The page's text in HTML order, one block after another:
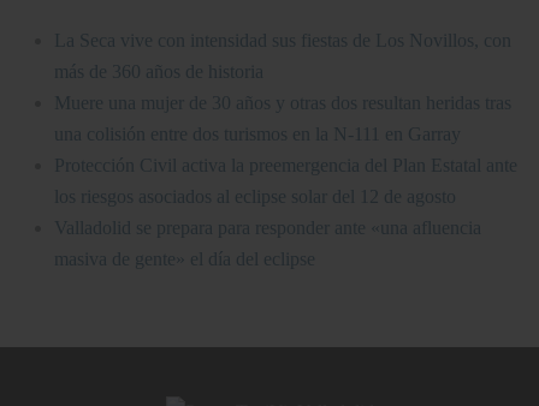
La Seca vive con intensidad sus fiestas de Los Novillos, con
más de 360 años de historia
Muere una mujer de 30 años y otras dos resultan heridas tras
una colisión entre dos turismos en la N-111 en Garray
Protección Civil activa la preemergencia del Plan Estatal ante
los riesgos asociados al eclipse solar del 12 de agosto
Valladolid se prepara para responder ante «una afluencia
masiva de gente» el día del eclipse